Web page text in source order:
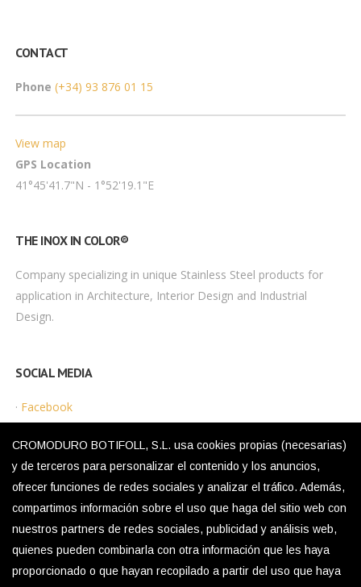
CONTACT
Phone (+34) 93 876 01 15
View map
GPS Location
41°45'41.7"N - 1°52'19.1"E
THE INOX IN COLOR®
Company specializing in unique Stainless Steel products for
application in Architecture, Interior Design and Industrial
Design.
SOCIAL MEDIA
· Facebook
·Instagram
·Privacy Policy
·Legal Notice
·Cookies Policy
CROMODURO BOTIFOLL, S.L. usa cookies propias (necesarias)
y de terceros para personalizar el contenido y los anuncios,
ofrecer funciones de redes sociales y analizar el tráfico. Además,
compartimos información sobre el uso que haga del sitio web con
nuestros partners de redes sociales, publicidad y análisis web,
quienes pueden combinarla con otra información que les haya
proporcionado o que hayan recopilado a partir del uso que haya